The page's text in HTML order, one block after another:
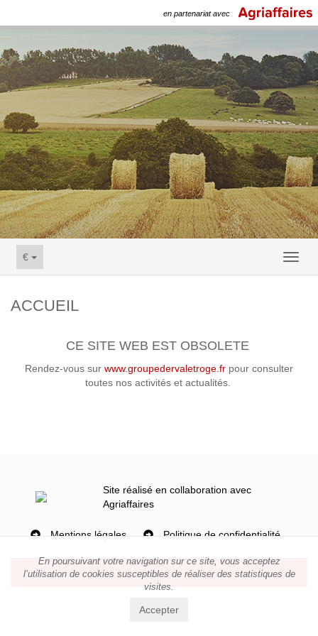
En poursuivant votre navigation sur ce site, vous acceptez
l’utilisation de cookies susceptibles de réaliser des statistiques de
visites.
Accepter
en partenariat avec
€
ACCUEIL
CE SITE WEB EST OBSOLETE
Rendez-vous sur www.groupedervaletroge.fr pour consulter
toutes nos activités et actualités.
Site réalisé en collaboration avec
Agriaffaires
Mentions légales Politique de confidentialité